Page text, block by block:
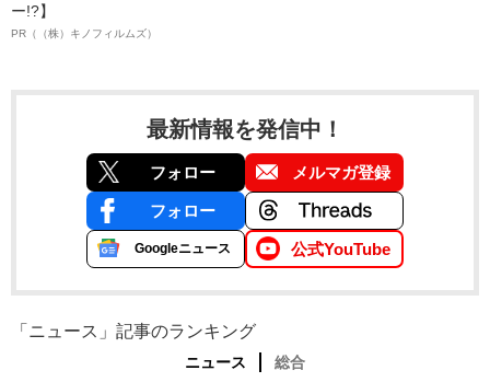
ー!?】
PR（（株）キノフィルムズ）
最新情報を発信中！
フォロー メルマガ登録
フォロー
Googleニュース 公式YouTube
「ニュース」記事のランキング
ニュース 総合